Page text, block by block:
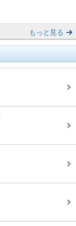
もっと見る